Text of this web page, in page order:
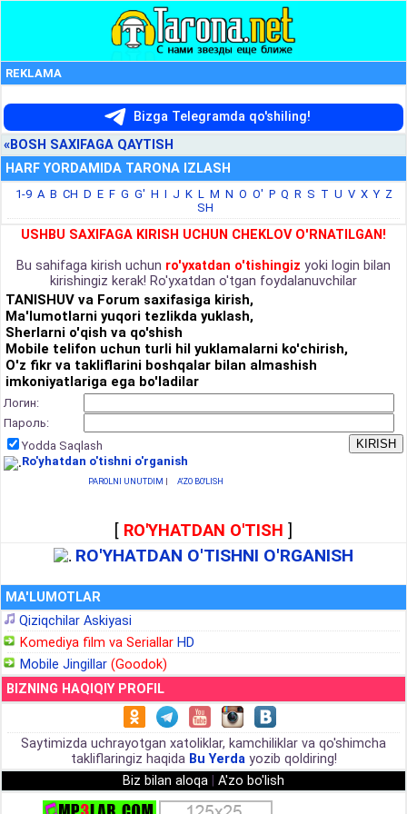
REKLAMA
Bizga Telegramda qo'shiling!
«BOSH SAXIFAGA QAYTISH
HARF YORDAMIDA TARONA IZLASH
1-9 A B CH D E F G G' H I J K L M N O O' P Q R S T U V X Y Z
SH
USHBU SAXIFAGA KIRISH UCHUN CHEKLOV O'RNATILGAN!
Bu sahifaga kirish uchun ro'yxatdan o'tishingiz yoki login bilan
kirishingiz kerak! Ro'yxatdan o'tgan foydalanuvchilar
TANISHUV va Forum saxifasiga kirish,
Ma'lumotlarni yuqori tezlikda yuklash,
Sherlarni o'qish va qo'shish
Mobile telifon uchun turli hil yuklamalarni ko'chirish,
O'z fikr va takliflarini boshqalar bilan almashish
imkoniyatlariga ega bo'ladilar
Логин:
Пароль:
Yodda Saqlash
Ro'yhatdan o'tishni o'rganish
PAROLNI UNUTDIM | A'ZO BO'LISH
[ RO'YHATDAN O'TISH ]
RO'YHATDAN O'TISHNI O'RGANISH
MA'LUMOTLAR
Qiziqchilar Askiyasi
Komediya film va Seriallar HD
Mobile Jingillar (Goodok)
BIZNING HAQIQIY PROFIL
Saytimizda uchrayotgan xatoliklar, kamchiliklar va qo'shimcha
takliflaringiz haqida Bu Yerdayozib qoldiring!
Biz bilan aloqa
A'zo bo'lish